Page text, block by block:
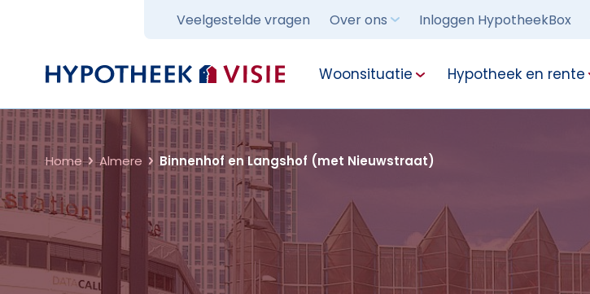
Veelgestelde vragen Over ons Inloggen HypotheekBox
Terug naar home Woonsituatie Hypotheek en rente
Home Almere Binnenhof en Langshof (met Nieuwstraat)